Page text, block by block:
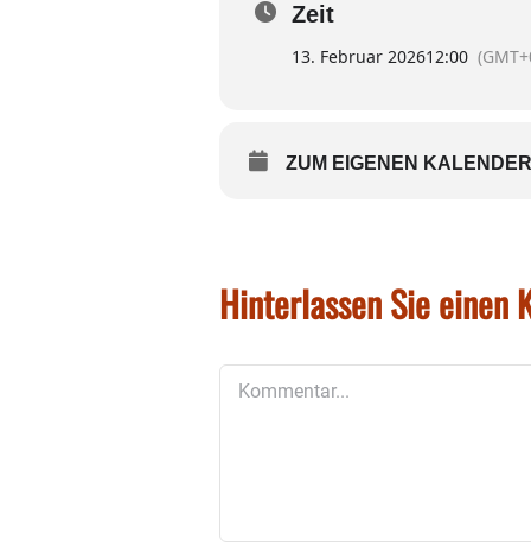
Zeit
13. Februar 202612:00
ZUM EIGENEN
Hinterlassen Sie einen